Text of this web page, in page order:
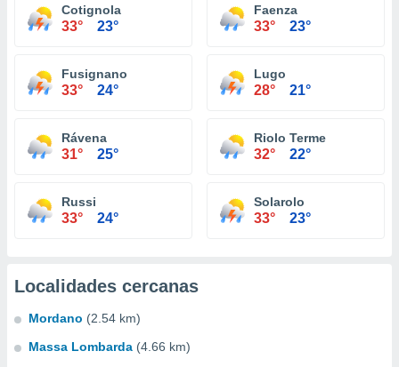
Cotignola
33° 23°
Faenza
33° 23°
Fusignano
33° 24°
Lugo
28° 21°
Rávena
31° 25°
Riolo Terme
32° 22°
Russi
33° 24°
Solarolo
33° 23°
Localidades cercanas
Mordano (2.54 km)
Massa Lombarda (4.66 km)